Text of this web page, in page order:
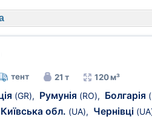
тент 21 т 120 м³
(GR), Румунія (RO), Болгарія
Київська обл. (UA), Чернівці